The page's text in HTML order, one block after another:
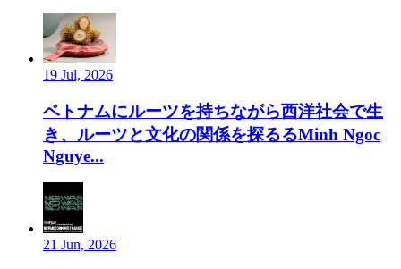
19 Jul, 2026
ベトナムにルーツを持ちながら西洋社会で生
き、ルーツと文化の関係を探るるMinh Ngoc
Nguye...
21 Jun, 2026